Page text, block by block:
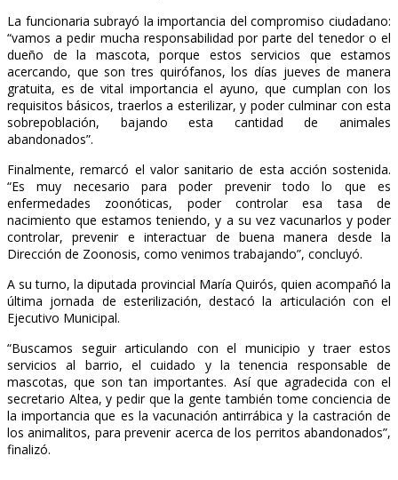
La funcionaria subrayó la importancia del compromiso ciudadano:
“vamos a pedir mucha responsabilidad por parte del tenedor o el
dueño de la mascota, porque estos servicios que estamos
acercando, que son tres quirófanos, los días jueves de manera
gratuita, es de vital importancia el ayuno, que cumplan con los
requisitos básicos, traerlos a esterilizar, y poder culminar con esta
sobrepoblación, bajando esta cantidad de animales
abandonados”.
Finalmente, remarcó el valor sanitario de esta acción sostenida.
“Es muy necesario para poder prevenir todo lo que es
enfermedades zoonóticas, poder controlar esa tasa de
nacimiento que estamos teniendo, y a su vez vacunarlos y poder
controlar, prevenir e interactuar de buena manera desde la
Dirección de Zoonosis, como venimos trabajando”, concluyó.
A su turno, la diputada provincial María Quirós, quien acompañó la
última jornada de esterilización, destacó la articulación con el
Ejecutivo Municipal.
“Buscamos seguir articulando con el municipio y traer estos
servicios al barrio, el cuidado y la tenencia responsable de
mascotas, que son tan importantes. Así que agradecida con el
secretario Altea, y pedir que la gente también tome conciencia de
la importancia que es la vacunación antirrábica y la castración de
los animalitos, para prevenir acerca de los perritos abandonados”,
finalizó.